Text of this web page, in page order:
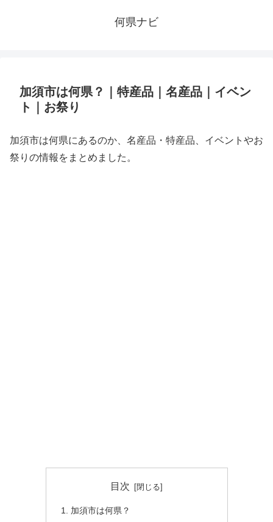
何県ナビ
加須市は何県？｜特産品｜名産品｜イベン
ト｜お祭り
加須市は何県にあるのか、名産品・特産品、イベントやお
祭りの情報をまとめました。
目次
加須市は何県？